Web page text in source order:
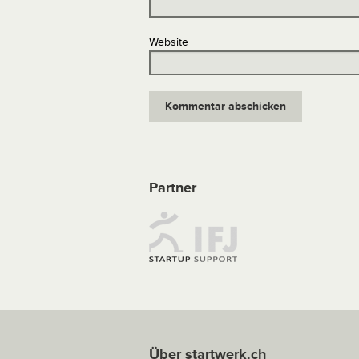
Website
Partner
Über startwerk.ch